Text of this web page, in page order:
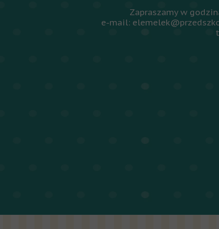
Zapraszamy w
e-mail: